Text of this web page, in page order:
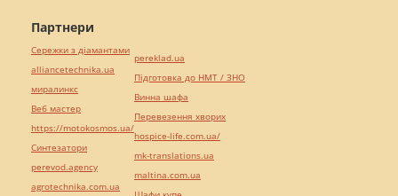
Партнери
Сережки з діамантами
alliancetechnika.ua
миралинкс
Веб мастер
https://motokosmos.ua/
Синтезатори
perevod.agency
agrotechnika.com.ua
pereklad.ua
Підготовка до НМТ / ЗНО
Винна шафа
Перевезення хворих
hospice-life.com.ua/
mk-translations.ua
maltina.com.ua